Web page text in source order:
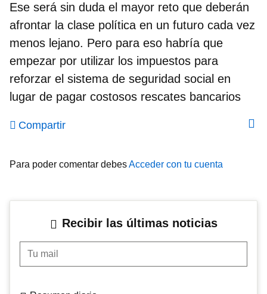
Ese será sin duda el mayor reto que deberán
afrontar la clase política en un futuro cada vez
menos lejano. Pero para eso habría que
empezar por utilizar los impuestos para
reforzar el sistema de seguridad social en
lugar de pagar costosos rescates bancarios
Compartir
Para poder comentar debesAcceder con tu cuenta
Recibir las últimas noticias
Tu mail